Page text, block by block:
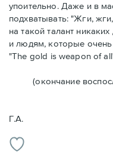
упоительно. Даже и в
подхватывать: "Жги,
на такой талант
и людям, которые
"The gold is weapon of
(окончание
Г.А.